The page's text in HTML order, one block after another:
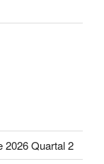
2026 Quartal 2